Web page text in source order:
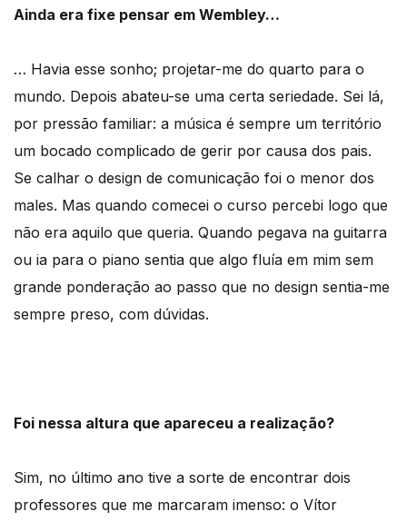
Ainda era fixe pensar em Wembley…
… Havia esse sonho; projetar-me do quarto para o
mundo. Depois abateu-se uma certa seriedade. Sei lá,
por pressão familiar: a música é sempre um território
um bocado complicado de gerir por causa dos pais.
Se calhar o design de comunicação foi o menor dos
males. Mas quando comecei o curso percebi logo que
não era aquilo que queria. Quando pegava na guitarra
ou ia para o piano sentia que algo fluía em mim sem
grande ponderação ao passo que no design sentia-me
sempre preso, com dúvidas.
Foi nessa altura que apareceu a realização?
Sim, no último ano tive a sorte de encontrar dois
professores que me marcaram imenso: o Vítor